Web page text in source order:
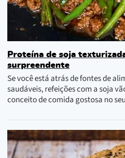
Proteína de soja
surpreendente
Se você está atrás de fontes de
saudáveis, refeições com a soja
conceito de comida gostosa no